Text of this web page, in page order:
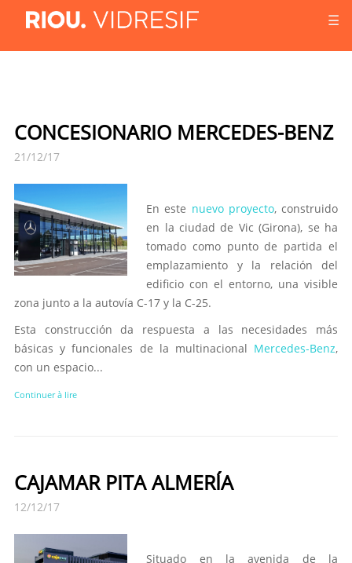
☰
CONCESIONARIO MERCEDES-BENZ
21/12/17
En este nuevo proyecto, construido
en la ciudad de Vic (Girona), se ha
tomado como punto de partida el
emplazamiento y la relación del
edificio con el entorno, una visible
zona junto a la autovía C-17 y la C-25.
Esta construcción da respuesta a las necesidades más
básicas y funcionales de la multinacional Mercedes-Benz,
con un espacio...
Continuer à lire
CAJAMAR PITA ALMERÍA
12/12/17
Situado en la avenida de la